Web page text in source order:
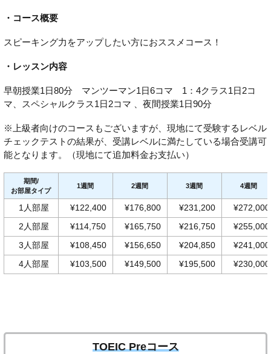
・コース概要
スピーキング力をアップしたい方におススメコース！
・レッスン内容
早朝授業1日80分 マンツーマン1日6コマ 1：4クラス1日2コ
マ、スペシャルクラス1日2コマ 、夜間授業1日90分
※上級者向けのコースもございますが、現地にて受験するレベル
チェックテストの結果が、受講レベルに満たしている場合受講可
能となります。（現地にて追加料金お支払い）
期間/
お部屋タイプ
1週間 2週間 3週間 4週間
1人部屋 ¥122,400 ¥176,800 ¥231,200 ¥272,000
2人部屋 ¥114,750 ¥165,750 ¥216,750 ¥255,000
3人部屋 ¥108,450 ¥156,650 ¥204,850 ¥241,000
4人部屋 ¥103,500 ¥149,500 ¥195,500 ¥230,000
TOEIC Preコース